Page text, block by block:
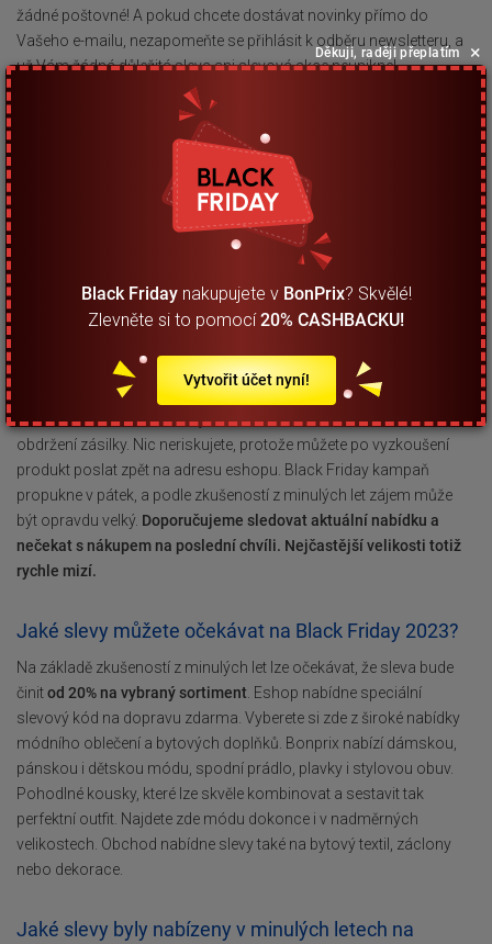
žádné poštovné! A pokud chcete dostávat novinky přímo do
Vašeho e-mailu, nezapomeňte se přihlásit k odběru newsletteru, a
už Vám žádná důležitá sleva ani slevová akce neunikne!
Nejdůležitější informace na téma výprodejů! Jak
nakupovat ve slevách a na co si dávat největší
Zákazníci by měli být při nakupování ve slevách obezřetní. Je třeba
si zlevněnou cenu ověřit ještě předtím, než si produkt nakoupíme.
Udělejte si cenový přehled v jiných eshopech, stačí se proklikat
bohatými nabídkami eshopů a vybrat si nejlepší nabídky. Vyvarujte
se také neuváženému utrácení a nakupování věcí, které vlastně
udělejte si pořádek ve skříni. Jen tak se dozvíte, co Vám vlastně
chybí, a co si musíte pořídit. Jak postupovat, když objednané zboží
nebude sedět? Vše můžete jednoduše vrátit do 14 dnů od data
obdržení zásilky. Nic neriskujete, protože můžete po vyzkoušení
produkt poslat zpět na adresu eshopu. Black Friday kampaň
propukne v pátek, a podle zkušeností z minulých let zájem může
být opravdu velký. Doporučujeme sledovat aktuální nabídku a
nečekat s nákupem na poslední chvíli. Nejčastější velikosti totiž
rychle mizí.
Jaké slevy můžete očekávat na Black Friday 2023?
Na základě zkušeností z minulých let lze očekávat, že sleva bude
činitod 20% na vybraný sortiment . Eshop nabídne speciální
slevový kód na dopravu zdarma. Vyberete si zde z široké nabídky
módního oblečení a bytových doplňků. Bonprix nabízí dámskou,
pánskou i dětskou módu, spodní prádlo, plavky i stylovou obuv.
Pohodlné kousky, které lze skvěle kombinovat a sestavit tak
perfektní outfit. Najdete zde módu dokonce i v nadměrných
velikostech. Obchod nabídne slevy také na bytový textil, záclony
nebo dekorace.
Jaké slevy byly nabízeny v minulých letech na
Děkuji, raději přeplatím ×
Black Fridaynakupujete v BonPrix? Skvělé!
Zlevněte si to pomocí20% CASHBACKU!
Vytvořit účet nyní!